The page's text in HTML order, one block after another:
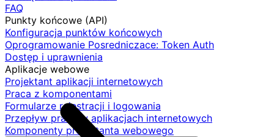
FAQ
Punkty końcowe (API)
Konfiguracja punktów końcowych
Oprogramowanie Posredniczace: Token Auth
Dostęp i uprawnienia
Aplikacje webowe
Projektant aplikacji internetowych
Praca z komponentami
Formularze rejestracji i logowania
Przepływ pracy w aplikacjach internetowych
Komponenty projektanta webowego